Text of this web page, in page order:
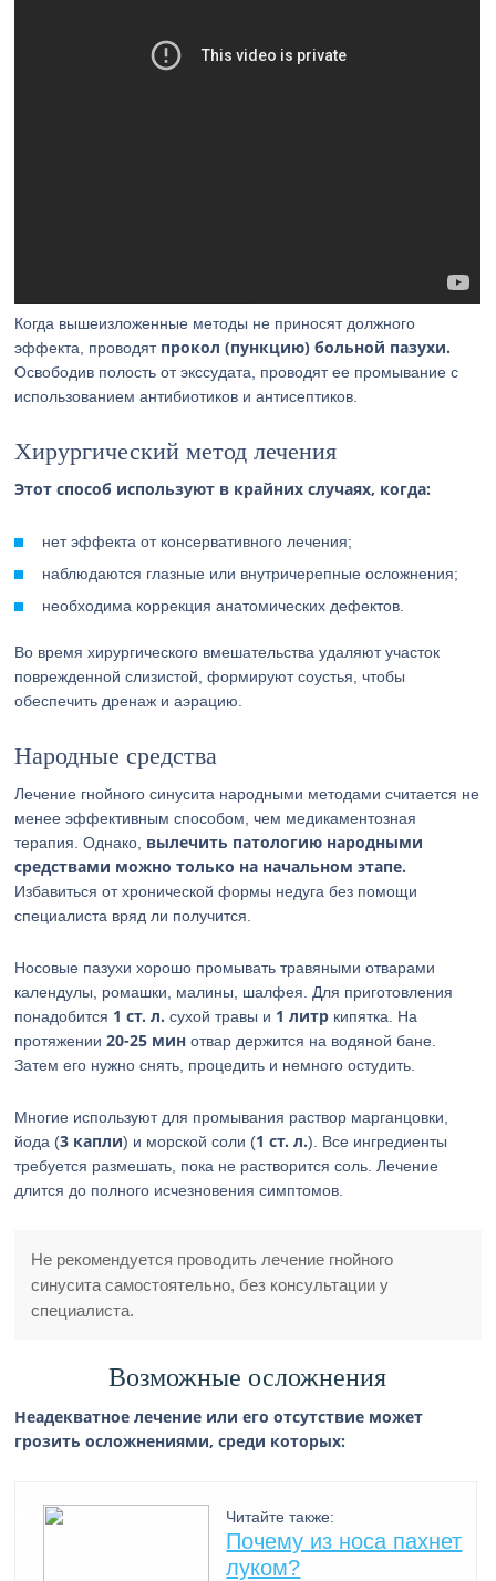
Когда вышеизложенные методы не приносят должного
эффекта, проводят прокол (пункцию) больной пазухи.
Освободив полость от экссудата, проводят ее промывание с
использованием антибиотиков и антисептиков.
Хирургический метод лечения
Этот способ используют в крайних случаях, когда:
нет эффекта от консервативного лечения;
наблюдаются глазные или внутричерепные осложнения;
необходима коррекция анатомических дефектов.
Во время хирургического вмешательства удаляют участок
поврежденной слизистой, формируют соустья, чтобы
обеспечить дренаж и аэрацию.
Народные средства
Лечение гнойного синусита народными методами считается не
менее эффективным способом, чем медикаментозная
терапия. Однако, вылечить патологию народными
средствами можно только на начальном этапе.
Избавиться от хронической формы недуга без помощи
специалиста вряд ли получится.
Носовые пазухи хорошо промывать травяными отварами
календулы, ромашки, малины, шалфея. Для приготовления
понадобится 1 ст. л. сухой травы и 1 литр кипятка. На
протяжении20-25 мин отвар держится на водяной бане.
Затем его нужно снять, процедить и немного остудить.
Многие используют для промывания раствор марганцовки,
йода (3 капли) и морской соли (1 ст. л.). Все ингредиенты
требуется размешать, пока не растворится соль. Лечение
длится до полного исчезновения симптомов.
Не рекомендуется проводить лечение гнойного
синусита самостоятельно, без консультации у
специалиста.
Возможные осложнения
Неадекватное лечение или его отсутствие может
грозить осложнениями, среди которых:
Читайте также:
Почему из носа пахнет
луком?